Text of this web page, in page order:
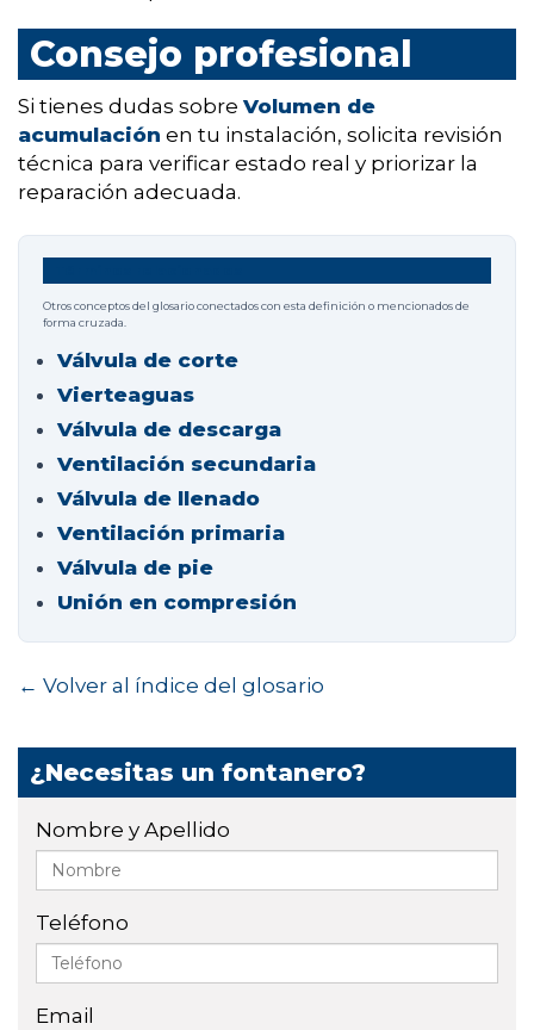
Consejo profesional
Si tienes dudas sobre Volumen de
acumulación en tu instalación, solicita revisión
técnica para verificar estado real y priorizar la
reparación adecuada.
Otros conceptos del glosario conectados con esta definición o mencionados de
forma cruzada.
Válvula de corte
Vierteaguas
Válvula de descarga
Ventilación secundaria
Válvula de llenado
Ventilación primaria
Válvula de pie
Unión en compresión
← Volver al índice del glosario
¿Necesitas un fontanero?
Nombre y Apellido
Teléfono
Email